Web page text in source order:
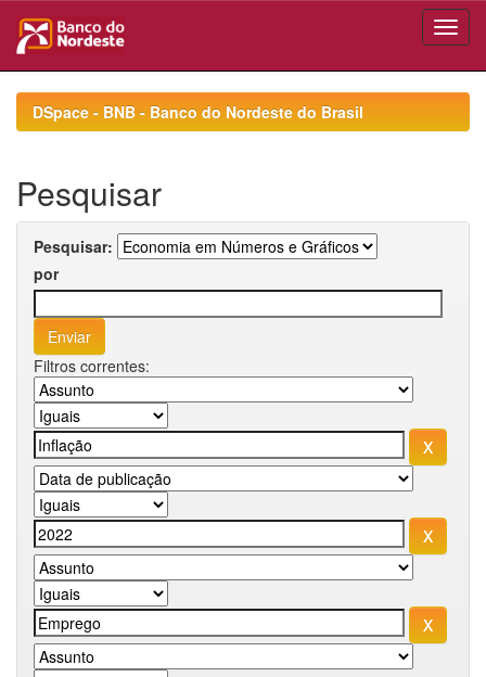
navigationDSpace - BNB - Banco do Nordeste do Brasil
Pesquisar
Pesquisar:
por
Filtros correntes: